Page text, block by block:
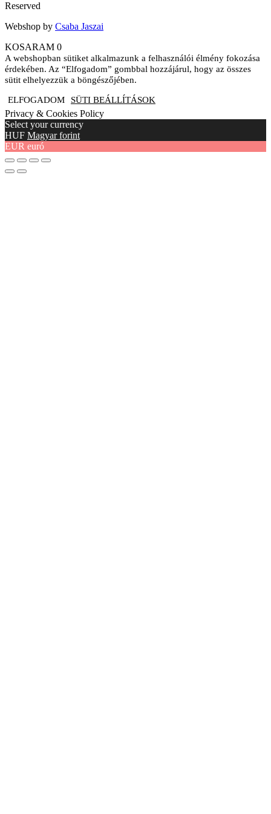
Reserved
Webshop by Csaba Jaszai
KOSARAM 0
A webshopban sütiket alkalmazunk a felhasználói élmény fokozása
érdekében. Az “Elfogadom” gombbal hozzájárul, hogy az összes
sütit elhelyezzük a böngészőjében.
ELFOGADOM SÜTI BEÁLLÍTÁSOK
Privacy & Cookies Policy
Select your currency
HUF Magyar forint
EUR euró